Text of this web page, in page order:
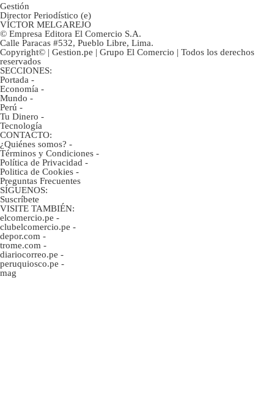
Gestión
Director Periodístico (e)
VÍCTOR MELGAREJO
© Empresa Editora El Comercio S.A.
Calle Paracas #532, Pueblo Libre, Lima.
Copyright© | Gestion.pe | Grupo El Comercio | Todos los derechos
reservados
SECCIONES:
Portada -
Economía -
Mundo -
Perú -
Tu Dinero -
Tecnología
CONTACTO:
¿Quiénes somos? -
Términos y Condiciones -
Política de Privacidad -
Politica de Cookies -
Preguntas Frecuentes
SÍGUENOS:
Suscríbete
VISITE TAMBIÉN:
elcomercio.pe -
clubelcomercio.pe -
depor.com -
trome.com -
diariocorreo.pe -
peruquiosco.pe -
mag